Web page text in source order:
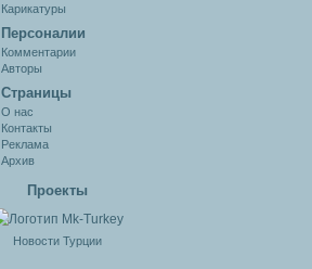
Карикатуры
Персоналии
Комментарии
Авторы
Cтраницы
О нас
Контакты
Реклама
Архив
Проекты
Новости Турции